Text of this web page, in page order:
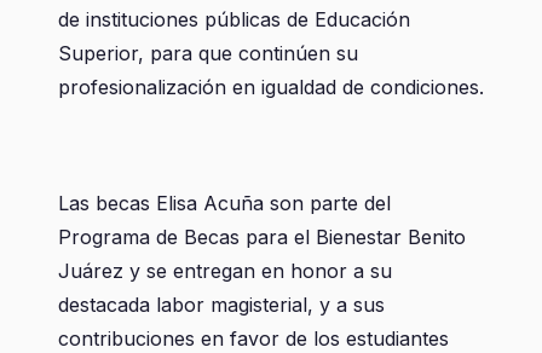
de instituciones públicas de Educación
Superior, para que continúen su
profesionalización en igualdad de condiciones.
Las becas Elisa Acuña son parte del
Programa de Becas para el Bienestar Benito
Juárez y se entregan en honor a su
destacada labor magisterial, y a sus
contribuciones en favor de los estudiantes